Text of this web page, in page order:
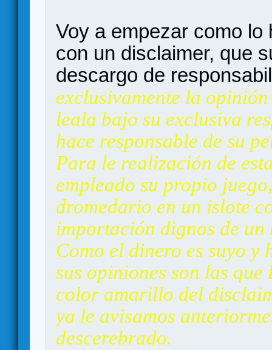
Voy a empezar como
con un disclaimer, que
descargo de
exclusivamente la
leala bajo su exclusiva
hace responsable de su
Para le realización de
empleado su propio
dromedario en un islote
importación dignos de
Como el dinero es suyo y
sus opiniones son las que
color amarillo del
ya le avisamos
descerebrado.